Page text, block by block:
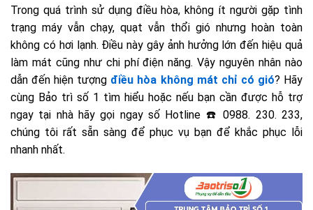
Trong quá trình sử dụng điều hòa, không ít người gặp tình
trạng máy vẫn chạy, quạt vẫn thổi gió nhưng hoàn toàn
không có hơi lạnh. Điều này gây ảnh hưởng lớn đến hiệu quả
làm mát cũng như chi phí điện năng. Vậy nguyên nhân nào
dẫn đến hiện tượng điều hòa không mát chỉ có gió? Hãy
cùng Bảo trì số 1 tìm hiểu hoặc nếu bạn cần được hỗ trợ
ngay tại nhà hãy gọi ngay số Hotline ☎️ 0988. 230. 233,
chúng tôi rất sẵn sàng để phục vụ bạn để khắc phục lỗi
nhanh nhất.